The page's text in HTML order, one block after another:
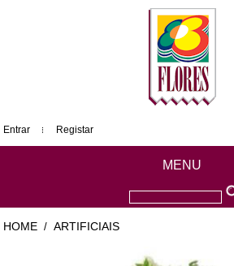
Entrar Registar
MENU
HOME / ARTIFICIAIS